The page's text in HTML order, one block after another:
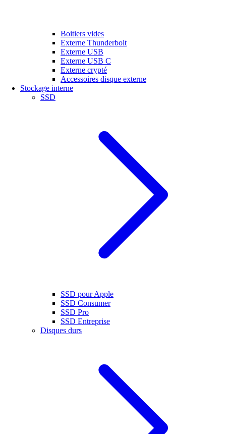
Boitiers vides
Externe Thunderbolt
Externe USB
Externe USB C
Externe crypté
Accessoires disque externe
Stockage interne
SSD
SSD pour Apple
SSD Consumer
SSD Pro
SSD Entreprise
Disques durs